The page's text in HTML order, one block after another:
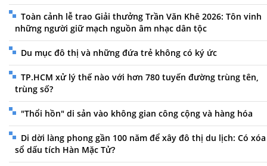
Toàn cảnh lễ trao Giải thưởng Trần Văn Khê 2026: Tôn vinh
những người giữ mạch nguồn âm nhạc dân tộc
Du mục đô thị và những đứa trẻ không có ký ức
TP.HCM xử lý thế nào với hơn 780 tuyến đường trùng tên,
trùng số?
"Thổi hồn" di sản vào không gian công cộng và hàng hóa
Di dời làng phong gần 100 năm để xây đô thị du lịch: Có xóa
sổ dấu tích Hàn Mặc Tử?